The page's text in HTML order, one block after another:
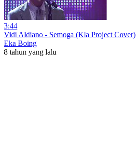
3:44
Vidi Aldiano - Semoga (Kla Project Cover)
Eka Boing
8 tahun yang lalu